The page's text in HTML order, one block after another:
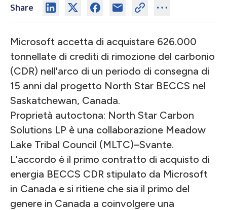
Share
Microsoft accetta di acquistare 626.000
tonnellate di crediti di rimozione del carbonio
(CDR) nell'arco di un periodo di consegna di
15 anni dal progetto North Star BECCS nel
Saskatchewan, Canada.
Proprietà autoctona: North Star Carbon
Solutions LP è una collaborazione Meadow
Lake Tribal Council (MLTC)–Svante.
L'accordo è il primo contratto di acquisto di
energia BECCS CDR stipulato da Microsoft
in Canada e si ritiene che sia il primo del
genere in Canada a coinvolgere una